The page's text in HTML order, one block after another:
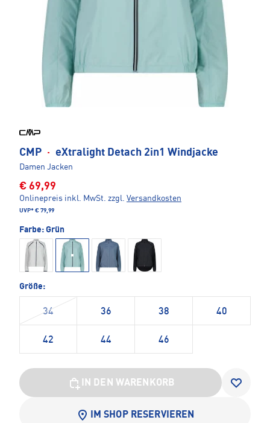
CMP · eXtralight Detach 2in1 Windjacke
Damen Jacken
€ 69,99
Onlinepreis inkl. MwSt. zzgl. Versandkosten
UVP* € 79,99
Farbe: Grün
Größe:
34 36 38 40
42 44 46
IN DEN WARENKORB
IM SHOP RESERVIEREN